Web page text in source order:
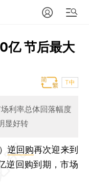
亿 节后最大
T中
利率总体回落幅度
显好转
逆回购再次迎来到
逆回购到期，市场